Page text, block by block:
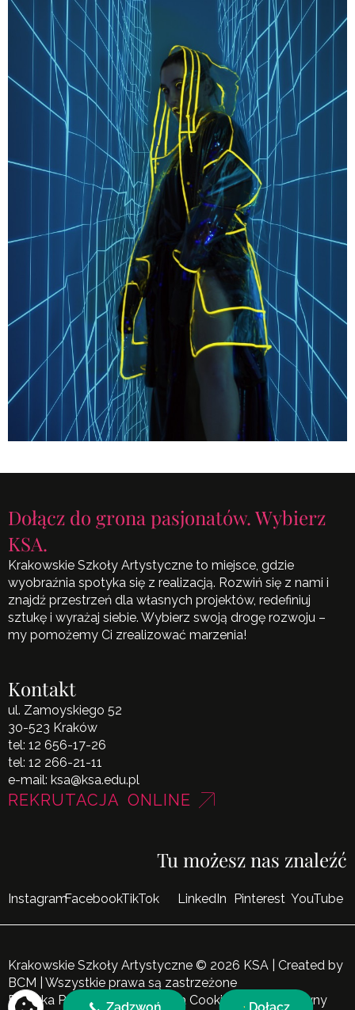
Dołącz do grona pasjonatów. Wybierz
KSA.
Krakowskie Szkoły Artystyczne to miejsce, gdzie
wyobraźnia spotyka się z realizacją. Rozwiń się z nami i
znajdź przestrzeń dla własnych projektów, redefiniuj
sztukę i wyrażaj siebie. Wybierz swoją drogę rozwoju –
my pomożemy Ci zrealizować marzenia!
Kontakt
ul. Zamoyskiego 52
30-523 Kraków
tel: 12 656-17-26
tel: 12 266-21-11
e-mail: ksa@ksa.edu.pl
REKRUTACJA ONLINE
Tu możesz nas znaleźć
InstagramFacebookTikTok LinkedIn Pinterest YouTube
Krakowskie Szkoły Artystyczne © 2026 KSA | Created by
BCM
| Wszystkie prawa są zastrzeżone
Polityka Prywatności
Polityka Cookies Mapa Witryny